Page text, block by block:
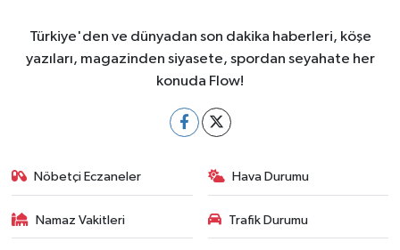
Türkiye'den ve dünyadan son dakika haberleri, köşe
yazıları, magazinden siyasete, spordan seyahate her
konuda Flow!
Nöbetçi Eczaneler Hava Durumu
Namaz Vakitleri Trafik Durumu